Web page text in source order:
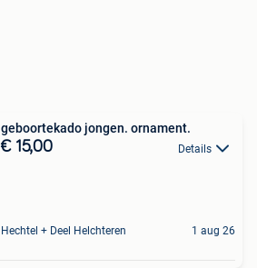
geboortekado jongen. ornament.
€ 15,00 Details
Hechtel + Deel Helchteren 1 aug 26